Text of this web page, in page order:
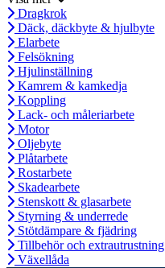
Dragkrok
Däck, däckbyte & hjulbyte
Elarbete
Felsökning
Hjulinställning
Kamrem & kamkedja
Koppling
Lack- och måleriarbete
Motor
Oljebyte
Plåtarbete
Rostarbete
Skadearbete
Stenskott & glasarbete
Styrning & underrede
Stötdämpare & fjädring
Tillbehör och extrautrustning
Växellåda